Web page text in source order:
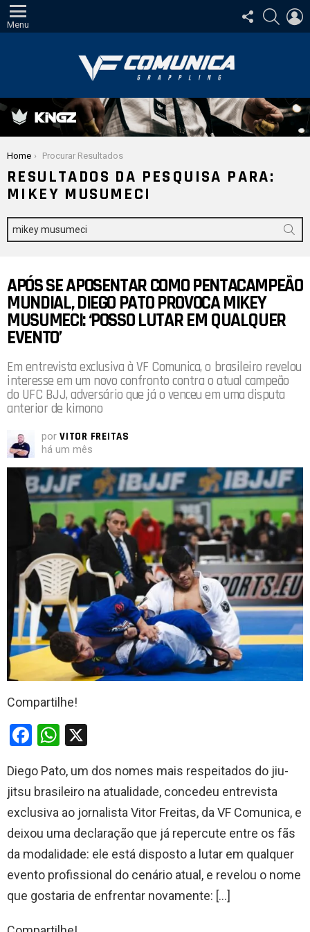
Menu
SIGA-
NOS
Você está aqui:
Home Procurar Resultados
RESULTADOS DA PESQUISA PARA:
MIKEY MUSUMECI
Procurar
por:
APÓS SE APOSENTAR COMO PENTACAMPEÃO
MUNDIAL, DIEGO PATO PROVOCA MIKEY
MUSUMECI: ‘POSSO LUTAR EM QUALQUER
EVENTO’
Em entrevista exclusiva à VF Comunica, o brasileiro revelou
interesse em um novo confronto contra o atual campeão
do UFC BJJ, adversário que já o venceu em uma disputa
anterior de kimono
por VITOR FREITAS
há um mês
Compartilhe!
F
ce
b
o
o
k
W
at
s
A
p
p
Diego Pato, um dos nomes mais respeitados do jiu-
jitsu brasileiro na atualidade, concedeu entrevista
exclusiva ao jornalista Vitor Freitas, da VF Comunica, e
deixou uma declaração que já repercute entre os fãs
da modalidade: ele está disposto a lutar em qualquer
evento profissional do cenário atual, e revelou o nome
que gostaria de enfrentar novamente: […]